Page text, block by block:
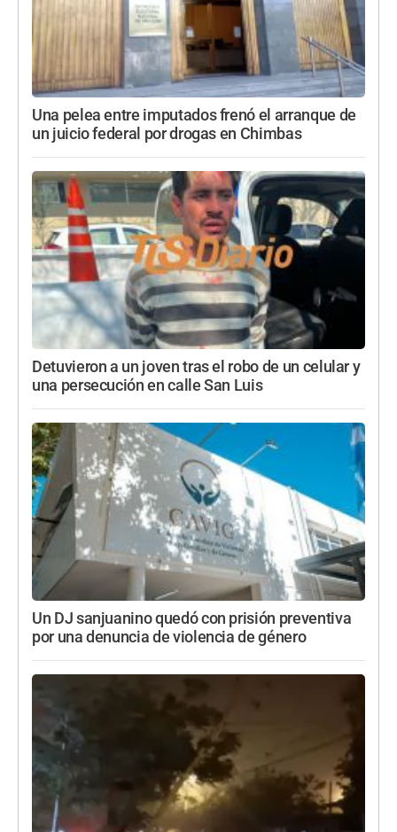
Una pelea entre imputados frenó el arranque de
un juicio federal por drogas en Chimbas
Detuvieron a un joven tras el robo de un celular y
una persecución en calle San Luis
Un DJ sanjuanino quedó con prisión preventiva
por una denuncia de violencia de género